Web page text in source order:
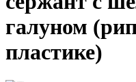
галуном
пластике)